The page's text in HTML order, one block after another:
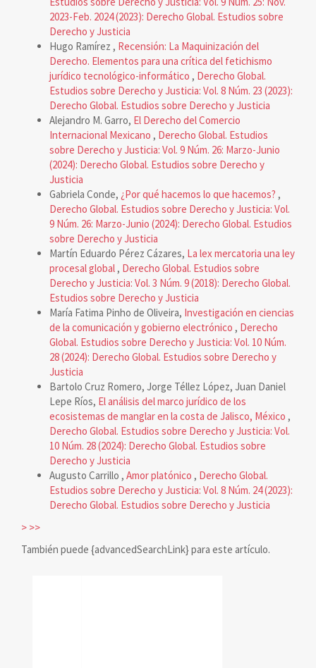
2023-Feb. 2024 (2023): Derecho Global. Estudios sobre
Derecho y Justicia
Hugo Ramírez , Recensión: La Maquinización del
Derecho. Elementos para una crítica del fetichismo
jurídico tecnológico-informático , Derecho Global.
Estudios sobre Derecho y Justicia: Vol. 8 Núm. 23 (2023):
Derecho Global. Estudios sobre Derecho y Justicia
Alejandro M. Garro, El Derecho del Comercio
Internacional Mexicano , Derecho Global. Estudios
sobre Derecho y Justicia: Vol. 9 Núm. 26: Marzo-Junio
(2024): Derecho Global. Estudios sobre Derecho y
Justicia
Gabriela Conde, ¿Por qué hacemos lo que hacemos? ,
Derecho Global. Estudios sobre Derecho y Justicia: Vol.
9 Núm. 26: Marzo-Junio (2024): Derecho Global. Estudios
sobre Derecho y Justicia
Martín Eduardo Pérez Cázares, La lex mercatoria una ley
procesal global , Derecho Global. Estudios sobre
Derecho y Justicia: Vol. 3 Núm. 9 (2018): Derecho Global.
Estudios sobre Derecho y Justicia
María Fatima Pinho de Oliveira, Investigación en ciencias
de la comunicación y gobierno electrónico , Derecho
Global. Estudios sobre Derecho y Justicia: Vol. 10 Núm.
28 (2024): Derecho Global. Estudios sobre Derecho y
Justicia
Bartolo Cruz Romero, Jorge Téllez López, Juan Daniel
Lepe Ríos, El análisis del marco jurídico de los
ecosistemas de manglar en la costa de Jalisco, México ,
Derecho Global. Estudios sobre Derecho y Justicia: Vol.
10 Núm. 28 (2024): Derecho Global. Estudios sobre
Derecho y Justicia
Augusto Carrillo , Amor platónico , Derecho Global.
Estudios sobre Derecho y Justicia: Vol. 8 Núm. 24 (2023):
Derecho Global. Estudios sobre Derecho y Justicia
> >>
También puede {advancedSearchLink} para este artículo.